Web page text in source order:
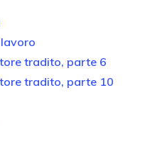
tradito, parte 6
tradito, parte 10